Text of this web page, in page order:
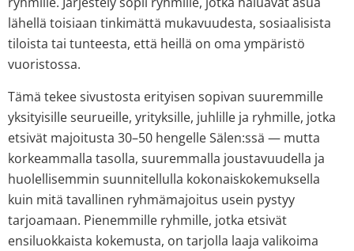
lähellä toisiaan tinkimättä mukavuudesta, sosiaalisista
tiloista tai tunteesta, että heillä on oma ympäristö
vuoristossa.
Tämä tekee sivustosta erityisen sopivan suuremmille
yksityisille seurueille, yrityksille, juhlille ja ryhmille, jotka
etsivät majoitusta 30–50 hengelle Sälen:ssä — mutta
korkeammalla tasolla, suuremmalla joustavuudella ja
huolellisemmin suunnitellulla kokonaiskokemuksella
kuin mitä tavallinen ryhmämajoitus usein pystyy
tarjoamaan. Pienemmille ryhmille, jotka etsivät
ensiluokkaista kokemusta, on tarjolla laaja valikoima